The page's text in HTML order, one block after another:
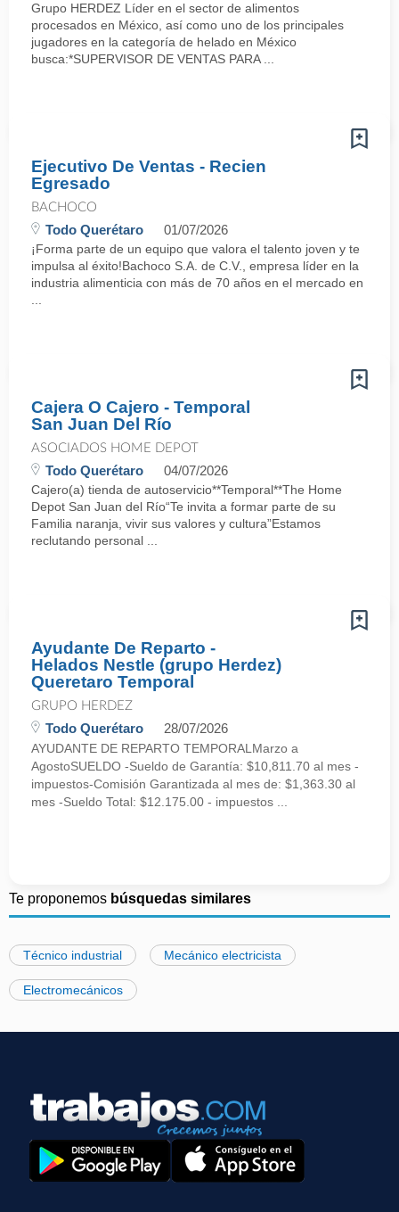
Grupo HERDEZ Líder en el sector de alimentos
procesados en México, así como uno de los principales
jugadores en la categoría de helado en México
busca:*SUPERVISOR DE VENTAS PARA ...
Ejecutivo De Ventas - Recien
Egresado
BACHOCO
Todo Querétaro 01/07/2026
¡Forma parte de un equipo que valora el talento joven y te
impulsa al éxito!Bachoco S.A. de C.V., empresa líder en la
industria alimenticia con más de 70 años en el mercado en
Cajera O Cajero - Temporal
San Juan Del Río
ASOCIADOS HOME DEPOT
Todo Querétaro 04/07/2026
Cajero(a) tienda de autoservicio**Temporal**The Home
Depot San Juan del Río“Te invita a formar parte de su
Familia naranja, vivir sus valores y cultura”Estamos
reclutando personal ...
Ayudante De Reparto -
Helados Nestle (grupo Herdez)
Queretaro Temporal
GRUPO HERDEZ
Todo Querétaro 28/07/2026
AYUDANTE DE REPARTO TEMPORALMarzo a
AgostoSUELDO -Sueldo de Garantía: $10,811.70 al mes -
impuestos-Comisión Garantizada al mes de: $1,363.30 al
mes -Sueldo Total: $12.175.00 - impuestos ...
Te proponemos búsquedas similares
Técnico industrial Mecánico electricista
Electromecánicos